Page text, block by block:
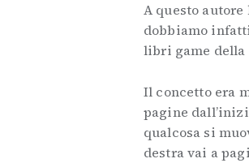
A questo
dobbiamo
libri game
Il concetto era
pagine
qualcosa si
destra vai a